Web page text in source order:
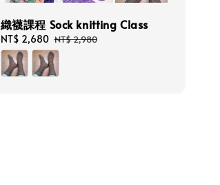
織襪課程 Sock knitting Class
Sale
price
NT$ 2,680 Regular
price
NT$ 2,980